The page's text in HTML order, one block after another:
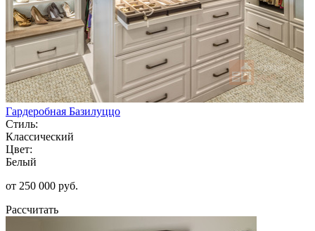
Гардеробная Базилуццо
Стиль:
Классический
Цвет:
Белый
от 250 000 руб.
Рассчитать